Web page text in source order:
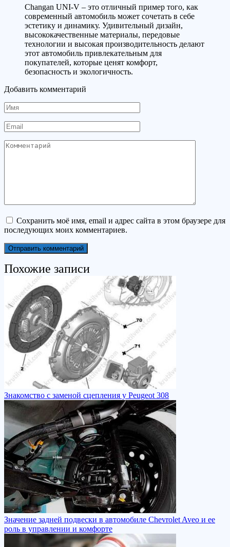
Changan UNI-V – это отличный пример того, как
современный автомобиль может сочетать в себе
эстетику и динамику. Удивительный дизайн,
высококачественные материалы, передовые
технологии и высокая производительность делают
этот автомобиль привлекательным для
покупателей, которые ценят комфорт,
безопасность и экологичность.
Добавить комментарий
Имя
Email
Комментарий
Сохранить моё имя, email и адрес сайта в этом браузере для
последующих моих комментариев.
Похожие записи
Знакомство с заменой сцепления у Peugeot 308
Значение задней подвески в автомобиле Chevrolet Aveo и ее
роль в управлении и комфорте